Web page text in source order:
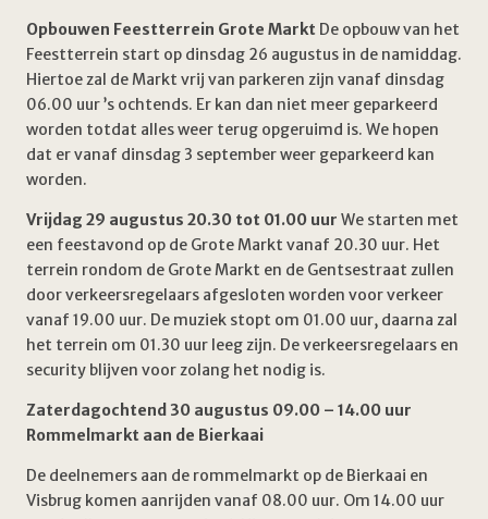
Opbouwen Feestterrein Grote Markt De opbouw van het
Feestterrein start op dinsdag 26 augustus in de namiddag.
Hiertoe zal de Markt vrij van parkeren zijn vanaf dinsdag
06.00 uur ’s ochtends. Er kan dan niet meer geparkeerd
worden totdat alles weer terug opgeruimd is. We hopen
dat er vanaf dinsdag 3 september weer geparkeerd kan
worden.
Vrijdag 29 augustus 20.30 tot 01.00 uur We starten met
een feestavond op de Grote Markt vanaf 20.30 uur. Het
terrein rondom de Grote Markt en de Gentsestraat zullen
door verkeersregelaars afgesloten worden voor verkeer
vanaf 19.00 uur. De muziek stopt om 01.00 uur, daarna zal
het terrein om 01.30 uur leeg zijn. De verkeersregelaars en
security blijven voor zolang het nodig is.
Zaterdagochtend 30 augustus 09.00 – 14.00 uur
Rommelmarkt aan de Bierkaai
De deelnemers aan de rommelmarkt op de Bierkaai en
Visbrug komen aanrijden vanaf 08.00 uur. Om 14.00 uur